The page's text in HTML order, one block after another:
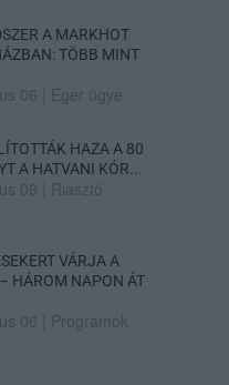
A MARKHOT
TÖBB MINT
06 Eger ügye
HAZA A 80
A HATVANI KÓR...
06 Riasztó
VÁRJA A
– HÁROM NAPON ÁT
06 Programok